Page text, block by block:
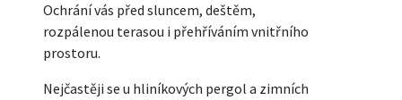
Ochrání vás před sluncem, deštěm,
rozpálenou terasou i přehříváním vnitřního
prostoru.
Nejčastěji se u hliníkových pergol a zimních